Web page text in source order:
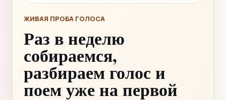
ЖИВАЯ ПРОБА ГОЛОСА
Раз в неделю
собираемся,
разбираем голос и
поем уже на первой